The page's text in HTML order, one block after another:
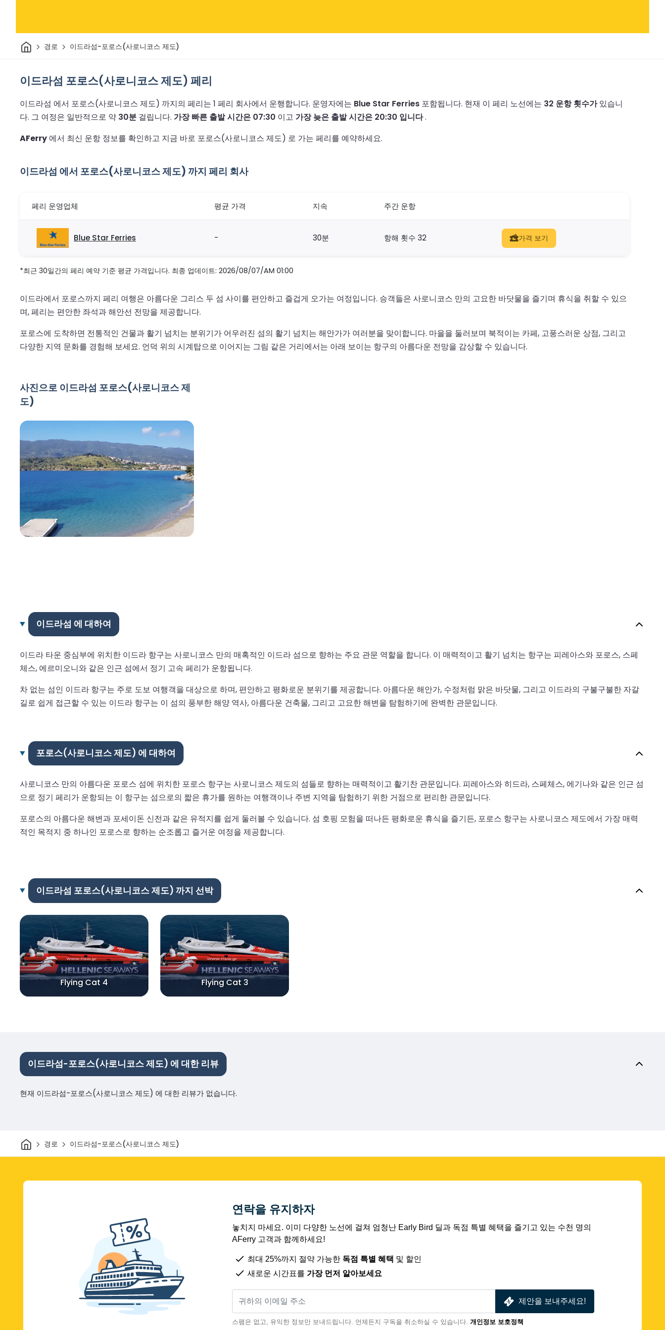
집 경로 이드라섬-포로스(사로니코스 제도)
이드라섬 포로스(사로니코스 제도) 페리
이드라섬 에서 포로스(사로니코스 제도) 까지의 페리는 1 페리 회사에서 운행합니다. 운영자에는 Blue Star Ferries 포함됩니다. 현재 이 페리 노선에는 32 운항 횟수가있습니
다. 그 여정은 일반적으로 약 30분 걸립니다. 가장 빠른 출발 시간은 07:30 이고 가장 늦은 출발 시간은 20:30 입니다.
AFerry 에서 최신 운항 정보를 확인하고 지금 바로 포로스(사로니코스 제도) 로 가는 페리를 예약하세요.
이드라섬 에서 포로스(사로니코스 제도) 까지 페리 회사
페리 운영업체 평균 가격 지속 주간 운항
Blue Star Ferries - 30분 항해 횟수 32 가격 보기
*최근 30일간의 페리 예약 기준 평균 가격입니다. 최종 업데이트: 2026/08/07/AM 01:00
이드라에서 포로스까지 페리 여행은 아름다운 그리스 두 섬 사이를 편안하고 즐겁게 오가는 여정입니다. 승객들은 사로니코스 만의 고요한 바닷물을 즐기며 휴식을 취할 수 있으
며, 페리는 편안한 좌석과 해안선 전망을 제공합니다.
포로스에 도착하면 전통적인 건물과 활기 넘치는 분위기가 어우러진 섬의 활기 넘치는 해안가가 여러분을 맞이합니다. 마을을 둘러보며 북적이는 카페, 고풍스러운 상점, 그리고
다양한 지역 문화를 경험해 보세요. 언덕 위의 시계탑으로 이어지는 그림 같은 거리에서는 아래 보이는 항구의 아름다운 전망을 감상할 수 있습니다.
사진으로 이드라섬 포로스(사로니코스 제
도)
이드라섬 에 대하여
이드라 타운 중심부에 위치한 이드라 항구는 사로니코스 만의 매혹적인 이드라 섬으로 향하는 주요 관문 역할을 합니다. 이 매력적이고 활기 넘치는 항구는 피레아스와 포로스, 스페
체스, 에르미오니와 같은 인근 섬에서 정기 고속 페리가 운항됩니다.
차 없는 섬인 이드라 항구는 주로 도보 여행객을 대상으로 하며, 편안하고 평화로운 분위기를 제공합니다. 아름다운 해안가, 수정처럼 맑은 바닷물, 그리고 이드라의 구불구불한 자갈
길로 쉽게 접근할 수 있는 이드라 항구는 이 섬의 풍부한 해양 역사, 아름다운 건축물, 그리고 고요한 해변을 탐험하기에 완벽한 관문입니다.
포로스(사로니코스 제도) 에 대하여
사로니코스 만의 아름다운 포로스 섬에 위치한 포로스 항구는 사로니코스 제도의 섬들로 향하는 매력적이고 활기찬 관문입니다. 피레아스와 히드라, 스페체스, 에기나와 같은 인근 섬
으로 정기 페리가 운항되는 이 항구는 섬으로의 짧은 휴가를 원하는 여행객이나 주변 지역을 탐험하기 위한 거점으로 편리한 관문입니다.
포로스의 아름다운 해변과 포세이돈 신전과 같은 유적지를 쉽게 둘러볼 수 있습니다. 섬 호핑 모험을 떠나든 평화로운 휴식을 즐기든, 포로스 항구는 사로니코스 제도에서 가장 매력
적인 목적지 중 하나인 포로스로 향하는 순조롭고 즐거운 여정을 제공합니다.
이드라섬 포로스(사로니코스 제도) 까지 선박
Flying Cat 4 Flying Cat 3
이드라섬-포로스(사로니코스 제도) 에 대한 리뷰
현재 이드라섬-포로스(사로니코스 제도) 에 대한 리뷰가 없습니다.
집 경로 이드라섬-포로스(사로니코스 제도)
연락을 유지하자
놓치지 마세요. 이미 다양한 노선에 걸쳐 엄청난 Early Bird 딜과 독점 특별 혜택을 즐기고 있는 수천 명의
AFerry 고객과 함께하세요!
최대 25%까지 절약 가능한 독점 특별 혜택 및 할인
새로운 시간표를 가장 먼저 알아보세요
제안을 보내주세요!
스팸은 없고, 유익한 정보만 보내드립니다. 언제든지 구독을 취소하실 수 있습니다. 개인정보 보호정책